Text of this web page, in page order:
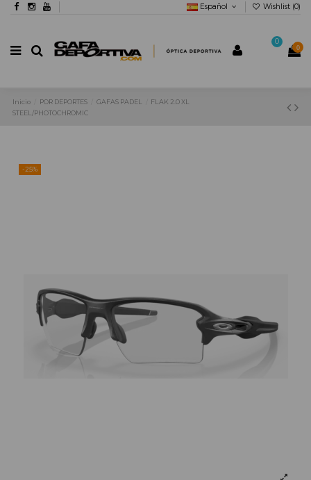
Español Wishlist (0)
0
0
Inicio POR DEPORTES GAFAS PADEL
FLAK 2.0 XL
STEEL/PHOTOCHROMIC
-25%